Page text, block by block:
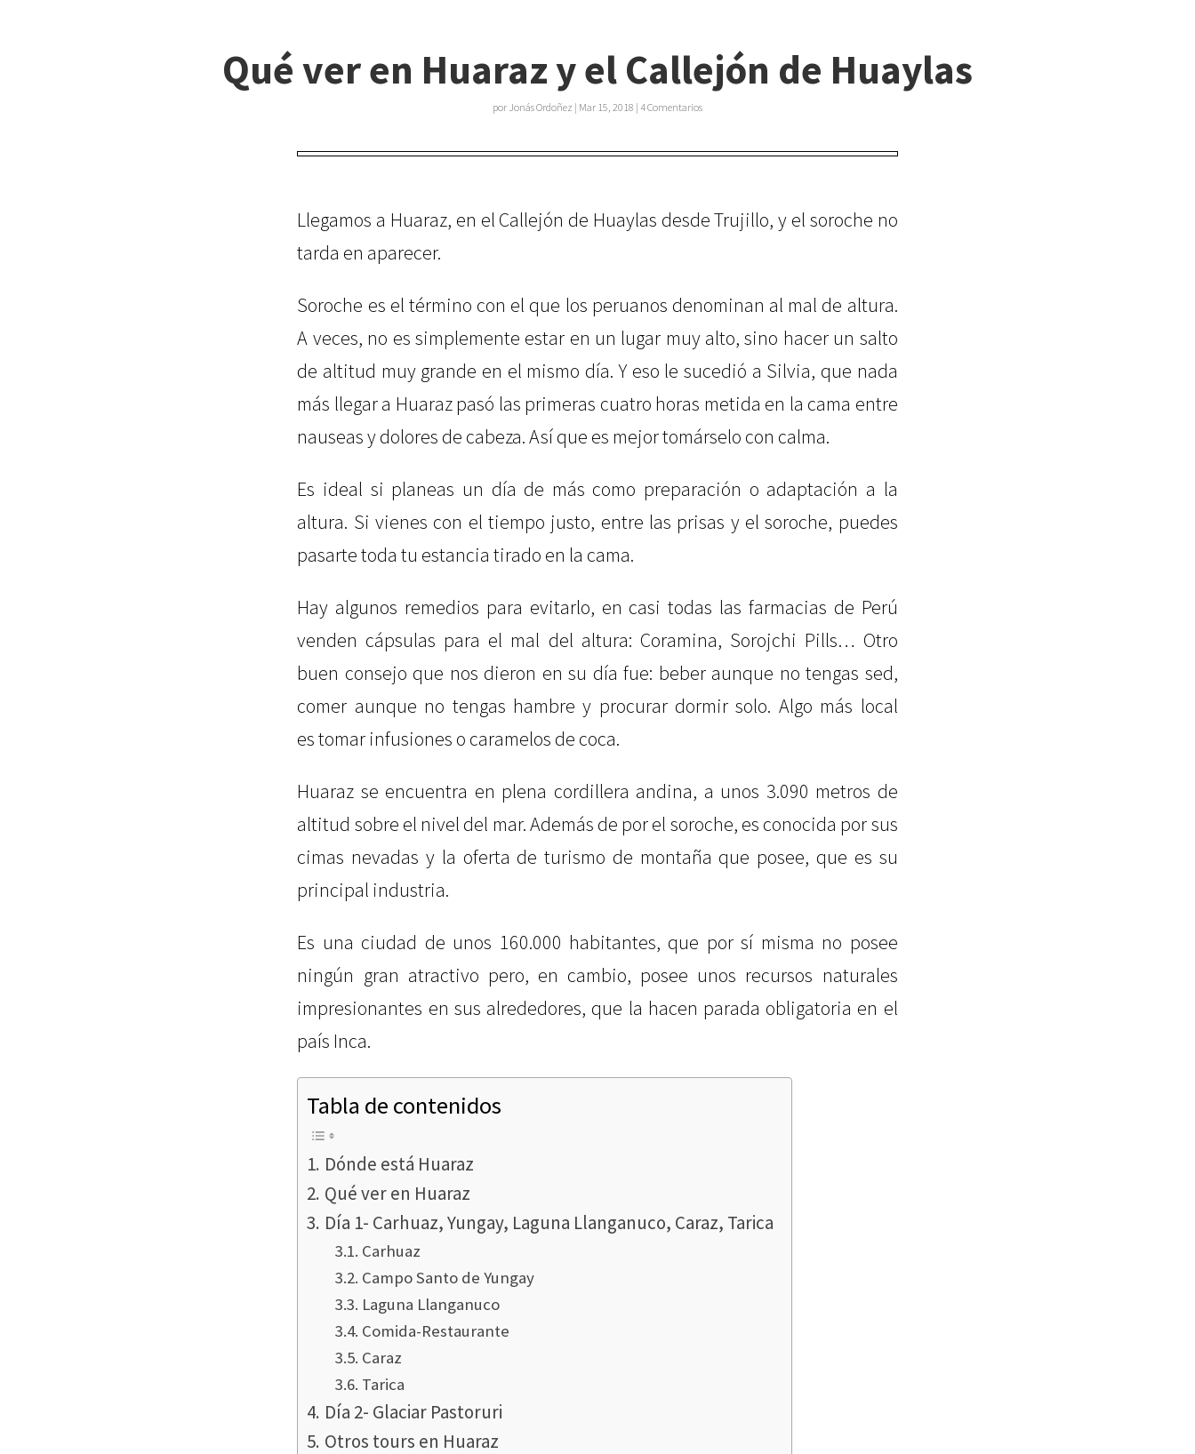
Qué ver en Huaraz y el Callejón de Huaylas
por Jonás Ordoñez | Mar 15, 2018 | 4 Comentarios
Llegamos a Huaraz, en el Callejón de Huaylas desde Trujillo, y el soroche no
tarda en aparecer.
Soroche es el término con el que los peruanos denominan al mal de altura.
A veces, no es simplemente estar en un lugar muy alto, sino hacer un salto
de altitud muy grande en el mismo día. Y eso le sucedió a Silvia, que nada
más llegar a Huaraz pasó las primeras cuatro horas metida en la cama entre
nauseas y dolores de cabeza. Así que es mejor tomárselo con calma.
Es ideal si planeas un día de más como preparación o adaptación a la
altura. Si vienes con el tiempo justo, entre las prisas y el soroche, puedes
pasarte toda tu estancia tirado en la cama.
Hay algunos remedios para evitarlo, en casi todas las farmacias de Perú
venden cápsulas para el mal del altura: Coramina, Sorojchi Pills… Otro
buen consejo que nos dieron en su día fue: beber aunque no tengas sed,
comer aunque no tengas hambre y procurar dormir solo. Algo más local
es tomar infusiones o caramelos de coca.
Huaraz se encuentra en plena cordillera andina, a unos 3.090 metros de
altitud sobre el nivel del mar. Además de por el soroche, es conocida por sus
cimas nevadas y la oferta de turismo de montaña que posee, que es su
principal industria.
Es una ciudad de unos 160.000 habitantes, que por sí misma no posee
ningún gran atractivo pero, en cambio, posee unos recursos naturales
impresionantes en sus alrededores, que la hacen parada obligatoria en el
país Inca.
Tabla de contenidos
Dónde está Huaraz
Qué ver en Huaraz
Día 1- Carhuaz, Yungay, Laguna Llanganuco, Caraz, Tarica
Carhuaz
Campo Santo de Yungay
Laguna Llanganuco
Comida-Restaurante
Caraz
Tarica
Día 2- Glaciar Pastoruri
Otros tours en Huaraz